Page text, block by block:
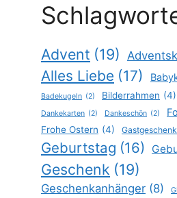
Advent (19)
Alles Liebe (17)
Badekugeln (2) Bilderrahmen (4)
Dankekarten (2) Dankeschön (2)
Frohe Ostern (4) Gastgeschenk
Geburtstag (16)
Geschenk (19)
Geschenkanhänger (8)